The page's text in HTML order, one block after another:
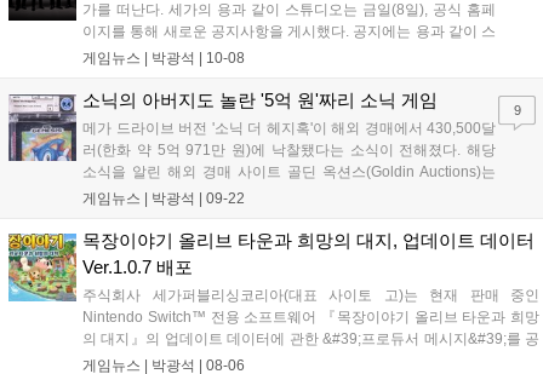
가를 떠난다. 세가의 용과 같이 스튜디오는 금일(8일), 공식 홈페
이지를 통해 새로운 공지사항을 게시했다. 공지에는 용과 같이 스
튜디오의 창립 10주년을 맞이하여 새로운 체제를 정립한다는 소
관장해왔던 나고시 토시히로 디렉터가 총감독...
게임뉴스 | 박광석 10-08
소닉의 아버지도 놀란 '5억 원'짜리 소닉 게임
메가 드라이브 버전 '소닉 더 헤지혹'이 해외 경매에서 430,500달
러(한화 약 5억 971만 원)에 낙찰됐다는 소식이 전해졌다. 해당
소식을 알린 해외 경매 사이트 골딘 옥션스(Goldin Auctions)는
해당 낙찰가가 역대 세가 제네시스 게임 중 최고 기록이라고 소개
품으로, '닌텐도...
게임뉴스 | 박광석 09-22
9
목장이야기 올리브 타운과 희망의 대지, 업데이트 데이터
Ver.1.0.7 배포
주식회사 세가퍼블리싱코리아(대표 사이토 고)는 현재 판매 중인
Nintendo Switch™ 전용 소프트웨어 『목장이야기 올리브 타운과 희망
의 대지』의 업데이트 데이터에 관한 &#39;프로듀서 메시지&#39;를 공
개했다. 『목장이야기 올리브 타운과 희망의 대지』 프로듀서 메시지 여
게임뉴스 | 박광석 08-06